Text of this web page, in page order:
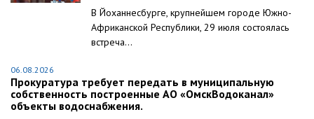
В Йоханнесбурге, крупнейшем городе Южно-
Африканской Республики, 29 июля состоялась
встреча...
06.08.2026
Прокуратура требует передать в муниципальную
собственность построенные АО «ОмскВодоканал»
объекты водоснабжения.